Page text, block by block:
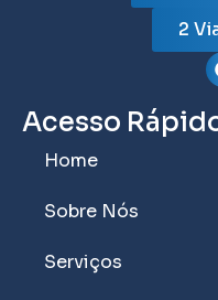
2
Acesso
Home
Sobre Nós
Serviços